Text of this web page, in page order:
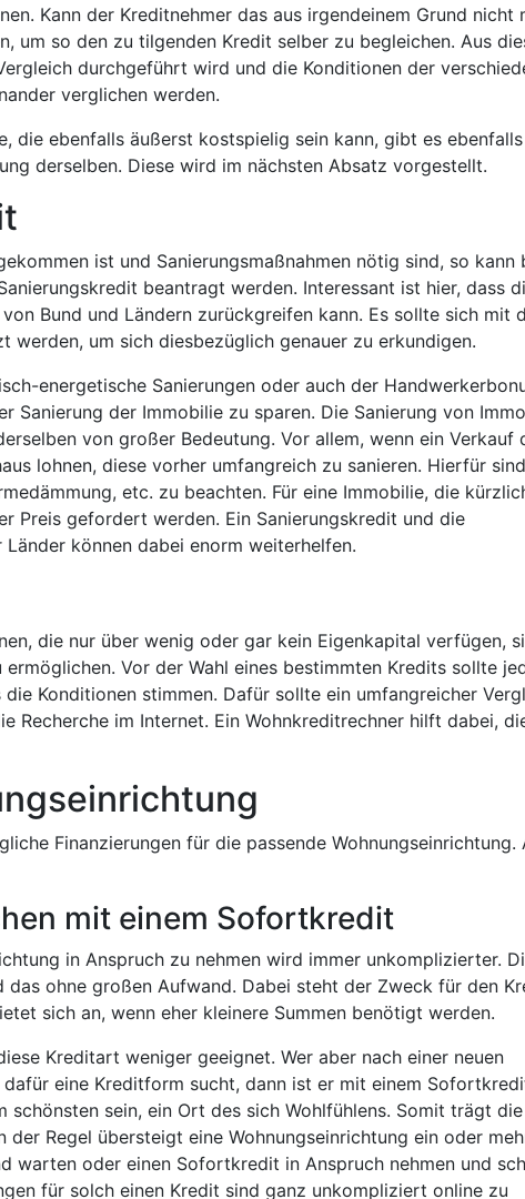
Kann der Kreditnehmer das aus irgendeinem Grund nicht
um so den zu tilgenden Kredit selber zu begleichen. Aus
durchgeführt wird und die Konditionen der
verglichen werden.
die ebenfalls äußerst kostspielig sein kann, gibt es ebenfalls
derselben. Diese wird im nächsten Absatz vorgestellt.
ist und Sanierungsmaßnahmen nötig sind, so kann
beantragt werden. Interessant ist hier, dass
Bund und Ländern zurückgreifen kann. Es sollte sich mit
werden, um sich diesbezüglich genauer zu erkundigen.
energetische Sanierungen oder auch der
Sanierung der Immobilie zu sparen. Die Sanierung von
von großer Bedeutung. Vor allem, wenn ein Verkauf
lohnen, diese vorher umfangreich zu sanieren. Hierfür
etc. zu beachten. Für eine Immobilie, die
Preis gefordert werden. Ein Sanierungskredit und die
können dabei enorm weiterhelfen.
die nur über wenig oder gar kein Eigenkapital verfügen,
Vor der Wahl eines bestimmten Kredits sollte
Konditionen stimmen. Dafür sollte ein umfangreicher
Recherche im Internet. Ein Wohnkreditrechner hilft dabei,
Finanzierungen für die passende Wohnungseinrichtung.
mit einem Sofortkredit
in Anspruch zu nehmen wird immer unkomplizierter.
ohne großen Aufwand. Dabei steht der Zweck für den
sich an, wenn eher kleinere Summen benötigt werden.
Kreditart weniger geeignet. Wer aber nach einer neuen
eine Kreditform sucht, dann ist er mit einem
schönsten sein, ein Ort des sich Wohlfühlens. Somit trägt die
der Regel übersteigt eine Wohnungseinrichtung ein oder
warten oder einen Sofortkredit in Anspruch nehmen und
für solch einen Kredit sind ganz unkompliziert online zu